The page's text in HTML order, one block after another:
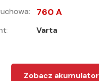
760 A
Varta
Zobacz akumulator